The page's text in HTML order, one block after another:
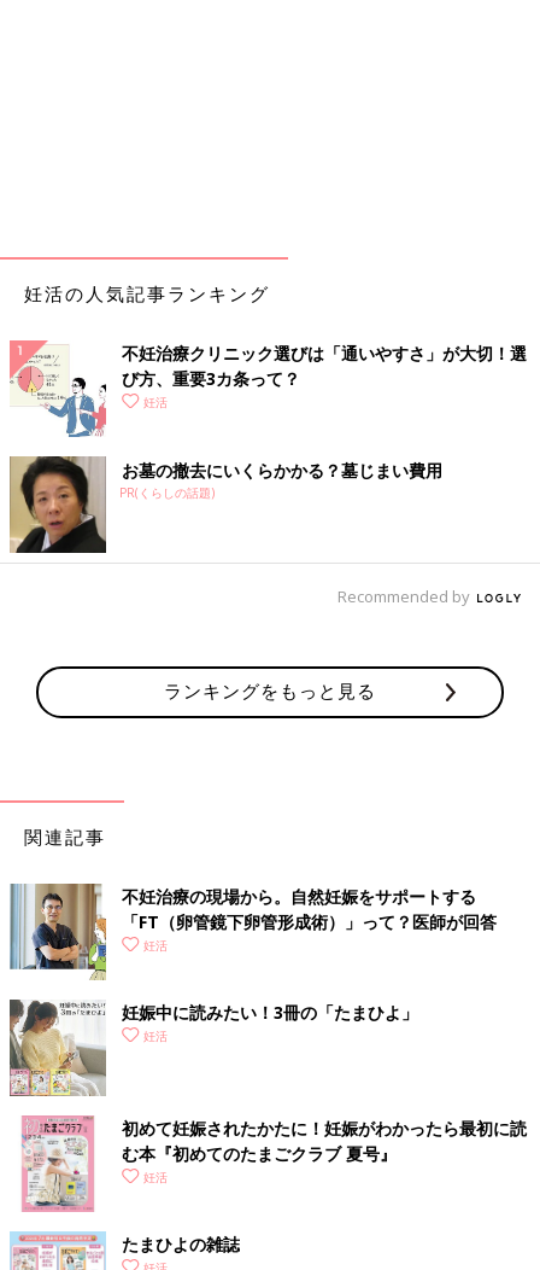
妊活の人気記事ランキング
不妊治療クリニック選びは「通いやすさ」が大切！選
び方、重要3カ条って？
妊活
お墓の撤去にいくらかかる？墓じまい費用
PR(くらしの話題)
Recommended by
ランキングをもっと見る
関連記事
不妊治療の現場から。自然妊娠をサポートする
「FT（卵管鏡下卵管形成術）」って？医師が回答
妊活
妊娠中に読みたい！3冊の「たまひよ」
妊活
初めて妊娠されたかたに！妊娠がわかったら最初に読
む本『初めてのたまごクラブ 夏号』
妊活
たまひよの雑誌